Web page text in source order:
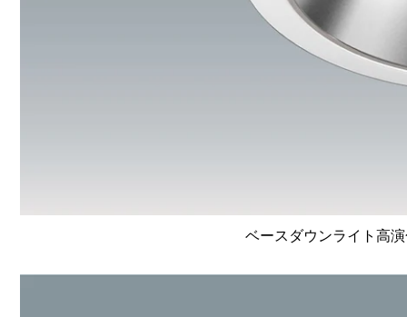
ベースダウンライト高